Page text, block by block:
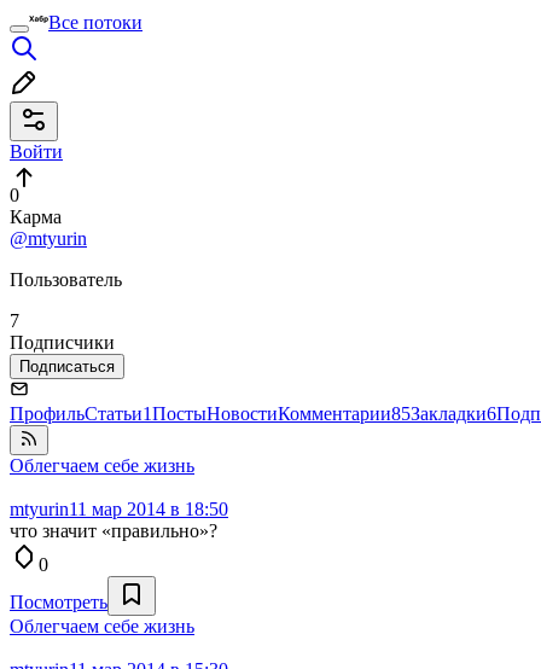
Все потоки
Войти
0
Карма
@mtyurin
Пользователь
7
Подписчики
Подписаться
ПрофильСтатьи1ПостыНовостиКомментарии85Закладки6
Облегчаем себе жизнь
mtyurin11 мар 2014 в 18:50
что значит «правильно»?
0
Посмотреть
Облегчаем себе жизнь